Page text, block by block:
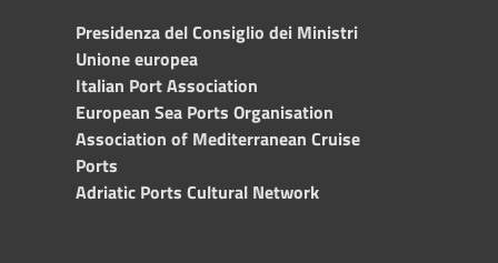
Presidenza del Consiglio dei Ministri
Unione europea
Italian Port Association
European Sea Ports Organisation
Association of Mediterranean Cruise
Ports
Adriatic Ports Cultural Network